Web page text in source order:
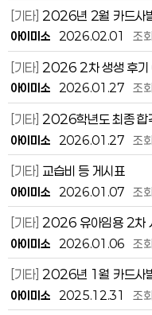
[기타] 2026년 2월 카드사
아이미소 2026.02.01 조회
[기타] 2026 2차 생생 후기
아이미소 2026.01.27 조회
[기타] 2026학년도 최종 합
아이미소 2026.01.27 조회
[기타] 교습비 등 게시표
아이미소 2026.01.07 조회
[기타] 2026 유아임용 2차
아이미소 2026.01.06 조회
[기타] 2026년 1월 카드사
아이미소 2025.12.31 조회